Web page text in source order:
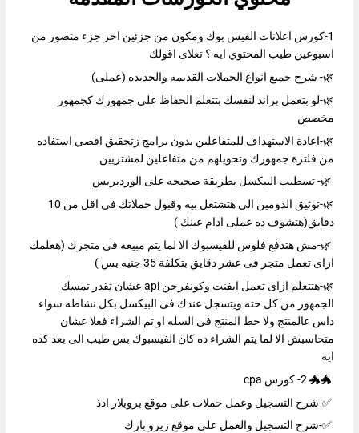
1-كورس اعلانات الفيس بوك ومكون من جزئين اخر جزء متصور من
اسبوعين طيب المحتوي ايه ؟ تعلاى اقولك
🌿- شرح جميع انواع الحملات القديمه والجديده (عملى)
🌿-لو بتعمل براند لنفسك بتتعلم الحفاظ على جمهورك كجمهور
مخصص
🌿-اعادة الاستهداف للمتفاعلين بدون برامج زتحقيق اقصي استفاده
من فلترة جمهورك وتحويلهم من متفاعلين لمشتريين
🌿- تسطيب البيكسل بطريقة صحيحه على الوردبريس
🌿-توثيق الدومين الى هتشتغل بيه وقبول حملاتك فى اقل من 10
دقايق(هتشوف ده عملى ادام عينك )
🌿-مش هتدفع فلوس للفيسبوك الا لما يتم مبيعه فى متجرك (هعلمك
ازاى تعمل متجر فى عشر دقايق بتكلفة 35 جنيه بس )
🌿-هتتعلم ازاى تعمل ايفنت وكونفرجن api عشان تقدر تمسك
الجمهور من كل حته ويتسجل عندك فى البيكسل بكل نشاطه سواء
داس عالمنتج ولا حط المنتج فى السله او تم الشراء فعلا عشان
متحاسبش الا لما يتم الشراء ده كان الفيسبوك بس طيب الى بعد كده
ايه
🐲🐲 2- كورس cpa
✅-شرح التسجيل وعمل حملات على موقع بروبلار ادذ
✅-شرح التسجيل والعمل على موقع زيرو بارك